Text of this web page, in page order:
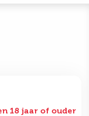
18 jaar of ouder